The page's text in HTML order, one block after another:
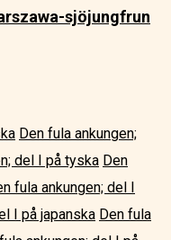
sjöjungfrun
Den fula ankungen;
del I på tyska Den
fula ankungen; del I
I på japanska Den fula